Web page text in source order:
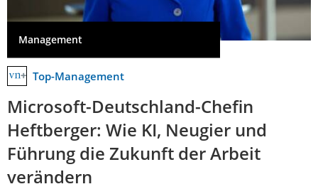
Management
Top-Management
Microsoft-Deutschland-Chefin
Heftberger: Wie KI, Neugier und
Führung die Zukunft der Arbeit
verändern